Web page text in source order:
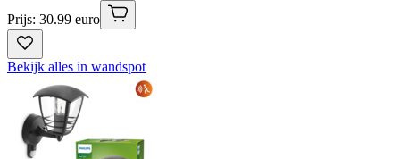
Prijs: 30.99 euro
Bekijk alles in wandspot